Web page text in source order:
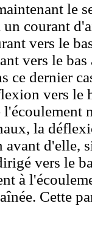
le
courant
vers le
vers le
ce dernier
vers le
la
avant d'elle,
vers le
à
Cette